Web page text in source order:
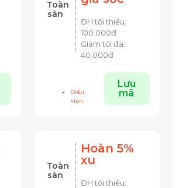
Toàn
sàn
ĐH tối thiểu:
100.000đ
Giảm tối đa:
40.000đ
Điều
kiện
Lưu
mã
Toàn
sàn
Hoàn 5%
xu
ĐH tối thiểu: